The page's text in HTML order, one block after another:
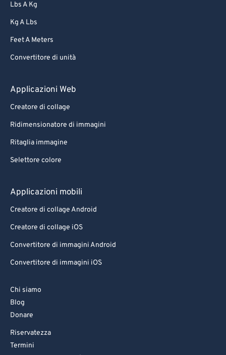
Lbs A Kg
Kg A Lbs
Feet A Meters
Convertitore di unità
Applicazioni Web
Creatore di collage
Ridimensionatore di immagini
Ritaglia immagine
Selettore colore
Applicazioni mobili
Creatore di collage Android
Creatore di collage iOS
Convertitore di immagini Android
Convertitore di immagini iOS
Chi siamo
Blog
Donare
Riservatezza
Termini